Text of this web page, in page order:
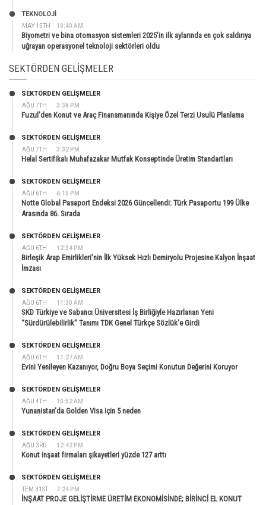
MAY 15TH 10:40 AM
TEKNOLOJİ
Biyometri ve bina otomasyon sistemleri 2025’in ilk aylarında en çok saldırıya
uğrayan operasyonel teknoloji sektörleri oldu
SEKTÖRDEN GELIŞMELER
AĞU 7TH 3:38 PM
SEKTÖRDEN GELIŞMELER
Fuzul’den Konut ve Araç Finansmanında Kişiye Özel Terzi Usulü Planlama
AĞU 7TH 3:32 PM
SEKTÖRDEN GELIŞMELER
Helal Sertifikalı Muhafazakar Mutfak Konseptinde Üretim Standartları
AĞU 6TH 6:15 PM
SEKTÖRDEN GELIŞMELER
Notte Global Pasaport Endeksi 2026 Güncellendi: Türk Pasaportu 199 Ülke
Arasında 86. Sırada
AĞU 6TH 12:34 PM
SEKTÖRDEN GELIŞMELER
Birleşik Arap Emirlikleri’nin İlk Yüksek Hızlı Demiryolu Projesine Kalyon İnşaat
İmzası
AĞU 6TH 11:30 AM
SEKTÖRDEN GELIŞMELER
SKD Türkiye ve Sabancı Üniversitesi İş Birliğiyle Hazırlanan Yeni
“Sürdürülebilirlik” Tanımı TDK Genel Türkçe Sözlük’e Girdi
AĞU 6TH 11:27 AM
SEKTÖRDEN GELIŞMELER
Evini Yenileyen Kazanıyor, Doğru Boya Seçimi Konutun Değerini Koruyor
AĞU 4TH 10:52 AM
SEKTÖRDEN GELIŞMELER
Yunanistan’da Golden Visa için 5 neden
AĞU 3RD 12:42 PM
SEKTÖRDEN GELIŞMELER
Konut inşaat firmaları şikayetleri yüzde 127 arttı
TEM 31ST 7:24 PM
SEKTÖRDEN GELIŞMELER
İNŞAAT PROJE GELİŞTİRME ÜRETİM EKONOMİSİNDE; BİRİNCİ EL KONUT